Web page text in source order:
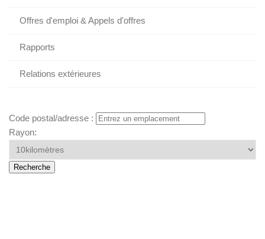
Offres d'emploi & Appels d'offres
Rapports
Relations extérieures
Code postal/adresse :
Rayon: